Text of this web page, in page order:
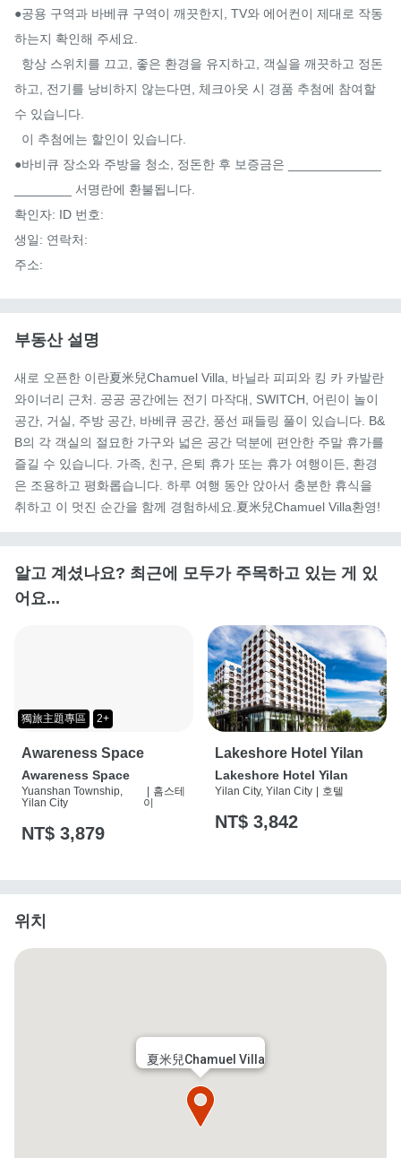
●공용 구역과 바베큐 구역이 깨끗한지, TV와 에어컨이 제대로 작동
하는지 확인해 주세요.
하고, 전기를 낭비하지 않는다면, 체크아웃 시 경품 추첨에 참여할
수 있습니다.
●바비큐 장소와 주방을 청소, 정돈한 후 보증금은 _____________
________ 서명란에 환불됩니다.
확인자: ID 번호:
생일: 연락처:
주소:
부동산 설명
새로 오픈한 이란夏米兒Chamuel Villa, 바닐라 피피와 킹 카 카발란
와이너리 근처. 공공 공간에는 전기 마작대, SWITCH, 어린이 놀이
공간, 거실, 주방 공간, 바베큐 공간, 풍선 패들링 풀이 있습니다. B&
B의 각 객실의 절묘한 가구와 넓은 공간 덕분에 편안한 주말 휴가를
즐길 수 있습니다. 가족, 친구, 은퇴 휴가 또는 휴가 여행이든, 환경
은 조용하고 평화롭습니다. 하루 여행 동안 앉아서 충분한 휴식을
취하고 이 멋진 순간을 함께 경험하세요.夏米兒Chamuel Villa환영!
알고 계셨나요? 최근에 모두가 주목하고 있는 게 있
어요...
獨旅主題專區 2+
Awareness Space
Awareness Space
Yuanshan Township,
Yilan City
| 홈스테
이
NT$ 3,879
Lakeshore Hotel Yilan
Lakeshore Hotel Yilan
Yilan City, Yilan City | 호텔
NT$ 3,842
위치
夏米兒Chamuel Villa